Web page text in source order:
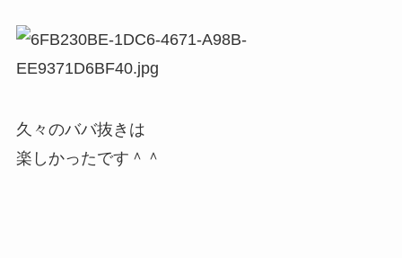
久々のババ抜きは
楽しかったです＾＾